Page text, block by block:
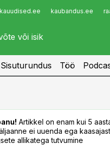
kaubandus.ee
Infopank
Sisuturundus Töö
Artikkel on enam kui 5
ei uuenda ega
allikatega tutvumine